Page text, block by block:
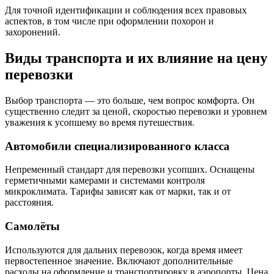
Для точной идентификации и соблюдения всех правовых
аспектов, в том числе при оформлении похорон и
захоронений.
Виды транспорта и их влияние на цену
перевозки
Выбор транспорта — это больше, чем вопрос комфорта. Он
существенно следит за ценой, скоростью перевозки и уровнем
уважения к усопшему во время путешествия.
Автомобили специализированного класса
Непременный стандарт для перевозки усопших. Оснащены
герметичными камерами и системами контроля
микроклимата. Тарифы зависят как от марки, так и от
расстояния.
Самолёты
Используются для дальних перевозок, когда время имеет
первостепенное значение. Включают дополнительные
расходы на оформление и транспортировку в аэропорты. Цена